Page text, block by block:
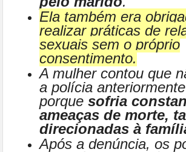
Ela também era
realizar práticas de
sexuais sem o próprio
consentimento.
A mulher contou que
a polícia anteriormente
porquesofria
ameaças de morte,
direcionadas à
Após a denúncia, os